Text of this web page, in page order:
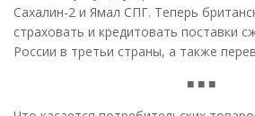
Сахалин-2 и Ямал СПГ. Теперь
страховать и кредитовать поставки
России в третьи страны, а также
■ ■ ■